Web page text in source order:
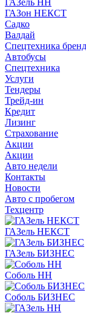
ГАЗель НН
ГАЗон НЕКСТ
Садко
Валдай
Спецтехника
Автобусы
Спецтехника
Услуги
Тендеры
Трейд-ин
Кредит
Лизинг
Страхование
Акции
Акции
Авто недели
Контакты
Новости
Авто с пробегом
Техцентр
ГАЗель НЕКСТ
ГАЗель БИЗНЕС
Соболь НН
Соболь БИЗНЕС